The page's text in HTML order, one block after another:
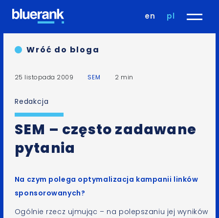
en pl
Wróć do bloga
25 listopada 2009 SEM 2 min
Redakcja
SEM – często zadawane
pytania
Na czym polega optymalizacja kampanii linków
sponsorowanych?
Ogólnie rzecz ujmując – na polepszaniu jej wyników